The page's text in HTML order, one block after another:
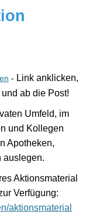
- Link anklicken,
ab die Post!
Umfeld, im
und Kollegen
Apotheken,
auslegen.
Aktionsmaterial
Verfügung:
aktionsmaterial